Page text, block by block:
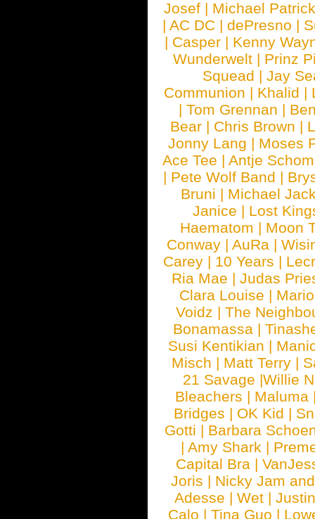
Josef | Michael
|AC DC |dePresno |
| Casper | Kenny
Wunderwelt | Prinz
Squead |Jay
Communion | Khalid |
|Tom Grennan |
Bear | Chris Brown |
Jonny Lang | Moses
Ace Tee |Antje
| Pete Wolf Band |
Bruni | Michael
Janice | Lost
Haematom | Moon
Conway |AuRa |
Carey | 10 Years |
Ria Mae |Judas
Clara Louise |
Voidz |The
Bonamassa |
Susi Kentikian |
Misch | Matt Terry |
21 Savage |Willie
Bleachers | Maluma
Bridges | OK Kid |
Gotti | Barbara
| Amy Shark |
Capital Bra |
Joris | Nicky Jam
Adesse | Wet |
Calo | Tina Guo |